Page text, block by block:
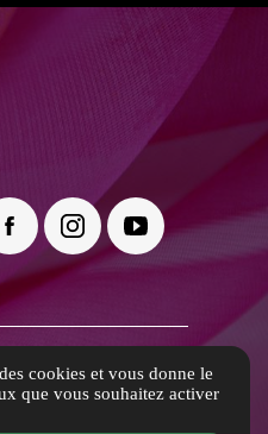
cookies et vous donne le
que vous souhaitez activer